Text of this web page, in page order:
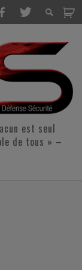
est seul
de tous » –